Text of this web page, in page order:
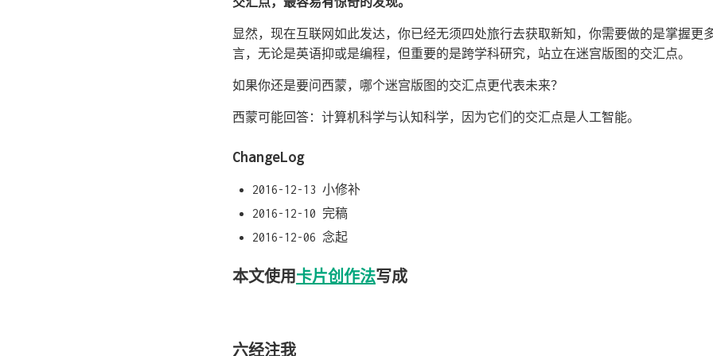
显然，现在互联网如此发达，你已经无须四处旅行去获取新知，你需要做的是掌握更
言，无论是英语抑或是编程，但重要的是跨学科研究，站立在迷宫版图的交汇点。
如果你还是要问西蒙，哪个迷宫版图的交汇点更代表未来？
西蒙可能回答：计算机科学与认知科学，因为它们的交汇点是人工智能。
ChangeLog
2016-12-13 小修补
2016-12-10 完稿
2016-12-06 念起
本文使用卡片创作法写成
六经注我